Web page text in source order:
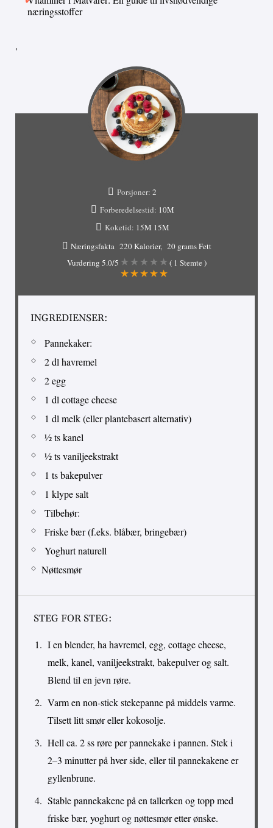
næringsstoffer
,
Porsjoner: 2
Forberedelsestid: 10M
Koketid: 15M 15M
Næringsfakta 220 Kalorier
20 grams Fett
Vurdering 5.0/5 ( 1 Stemte )
INGREDIENSER:
Pannekaker:
2 dl havremel
2 egg
1 dl cottage cheese
1 dl melk (eller plantebasert alternativ)
½ ts kanel
½ ts vaniljeekstrakt
1 ts bakepulver
1 klype salt
Tilbehør:
Friske bær (f.eks. blåbær, bringebær)
Yoghurt naturell
Nøttesmør
STEG FOR STEG:
I en blender, ha havremel, egg, cottage cheese,
melk, kanel, vaniljeekstrakt, bakepulver og salt.
Blend til en jevn røre.
Varm en non-stick stekepanne på middels varme.
Tilsett litt smør eller kokosolje.
Hell ca. 2 ss røre per pannekake i pannen. Stek i
2–3 minutter på hver side, eller til pannekakene er
gyllenbrune.
Stable pannekakene på en tallerken og topp med
friske bær, yoghurt og nøttesmør etter ønske.